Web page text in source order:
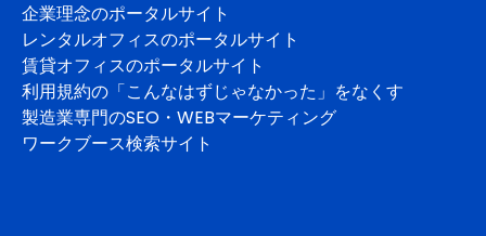
企業理念のポータルサイト
レンタルオフィスのポータルサイト
賃貸オフィスのポータルサイト
利用規約の「こんなはずじゃなかった」をなくす
製造業専門のSEO・WEBマーケティング
ワークブース検索サイト